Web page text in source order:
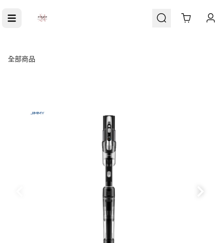
Cart
全部商品